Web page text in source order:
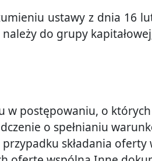
ustawy z dnia 16
do grupy
w postępowaniu, o
o spełnianiu
składania oferty